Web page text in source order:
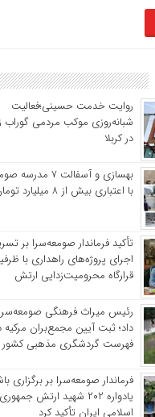
روایت خدمت حسینی؛فعالیت
شبانه‌روزی موکب مردمی گوراب
در کربلا
بهسازی و آسفالت ۷
با اعتباری بیش از ۸ میلیارد تومان
تأکید فرماندار صومعه‌سرا بر
اجرای پروژه‌های راهداری با
قرارگاه محرومیت‌زدایی ارتش
رئیس میراث فرهنگی
داد؛ ثبت آیین مجمع‌بران مرکیه
فهرست گردشگری مذهبی کشور
فرماندار صومعه‌سرا بر برگزاری
یادواره ۲۰۲ شهید ارتش جمهوری
اسلامی ایران تأکید کرد